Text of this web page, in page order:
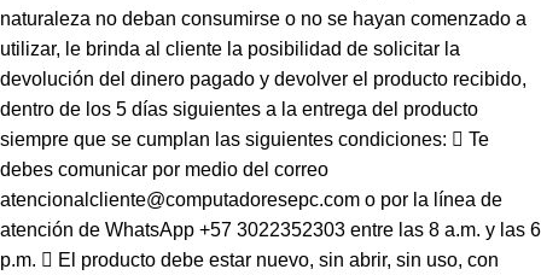
naturaleza no deban consumirse o no se hayan comenzado a
utilizar, le brinda al cliente la posibilidad de solicitar la
devolución del dinero pagado y devolver el producto recibido,
dentro de los 5 días siguientes a la entrega del producto
siempre que se cumplan las siguientes condiciones:  Te
debes comunicar por medio del correo
atencionalcliente@computadoresepc.com o por la línea de
atención de WhatsApp +57 3022352303 entre las 8 a.m. y las 6
p.m.  El producto debe estar nuevo, sin abrir, sin uso, con